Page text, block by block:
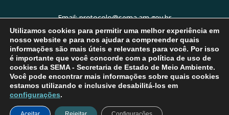
Email: protocolo@sema.am.gov.br
Tel: (92) 3659-1821
Utilizamos cookies para permitir uma melhor experiência em
nosso website e para nos ajudar a compreender quais
informações são mais úteis e relevantes para você. Por isso
é importante que você concorde com a política de uso de
cookies da SEMA - Secretaria de Estado de Meio Ambiente.
Você pode encontrar mais informações sobre quais cookies
estamos utilizando e inclusive desabilitá-los em
configurações.